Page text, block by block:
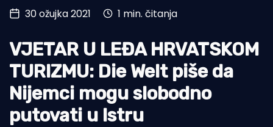
Turizam i nautika
Pomorstvo
Ribolov
Ekologija
Tradicija i kultura
30 ožujka 2021 1 min. čitanja
VJETAR U LEĐA HRVATSKOM
TURIZMU: Die Welt piše da
Nijemci mogu slobodno
putovati u Istru